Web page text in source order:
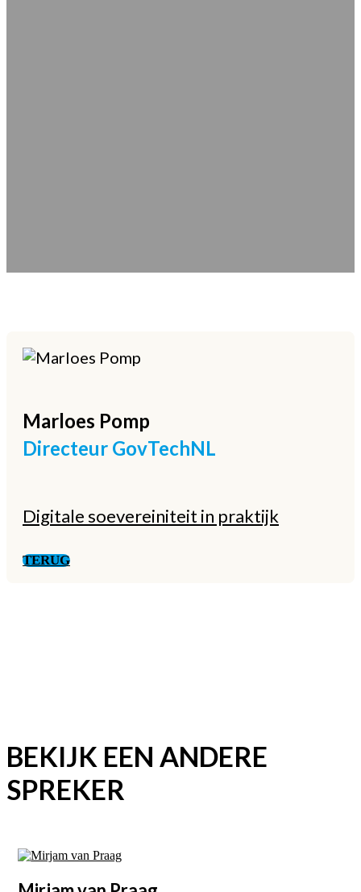
Marloes Pomp
Directeur GovTechNL
Digitale soevereiniteit in praktijk
TERUG
BEKIJK EEN ANDERE
SPREKER